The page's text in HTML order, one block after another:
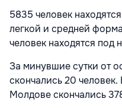
5835 человек
легкой и средней
человек находятся под
За минувшие сутки от
скончались 20
Молдове скончались